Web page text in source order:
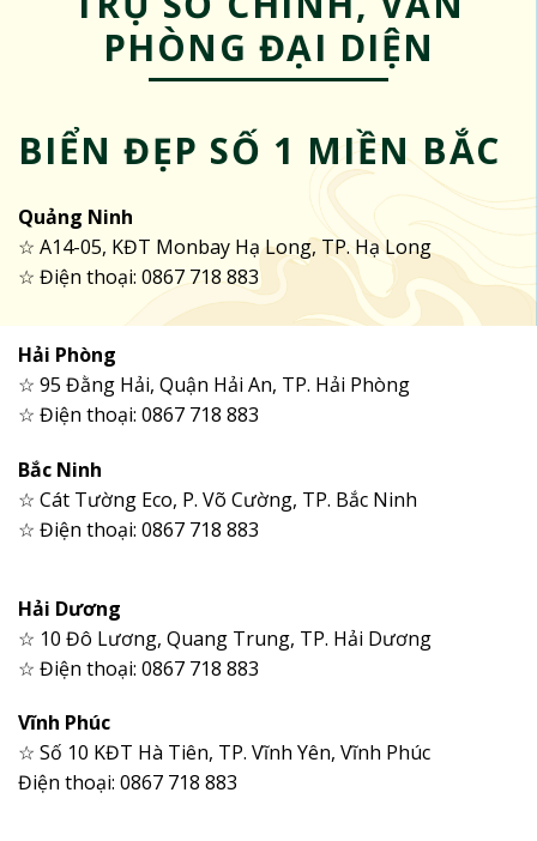
PHÒNG ĐẠI DIỆN
BIỂN ĐẸP SỐ 1 MIỀN BẮC
Quảng Ninh
☆ A14-05, KĐT Monbay Hạ Long, TP. Hạ Long
☆ Điện thoại: 0867 718 883
Hải Phòng
☆ 95 Đằng Hải, Quận Hải An, TP. Hải Phòng
☆ Điện thoại: 0867 718 883
Bắc Ninh
☆ Cát Tường Eco, P. Võ Cường, TP. Bắc Ninh
☆ Điện thoại: 0867 718 883
Hải Dương
☆ 10 Đô Lương, Quang Trung, TP. Hải Dương
☆ Điện thoại: 0867 718 883
Vĩnh Phúc
☆ Số 10 KĐT Hà Tiên, TP. Vĩnh Yên, Vĩnh Phúc
Điện thoại: 0867 718 883